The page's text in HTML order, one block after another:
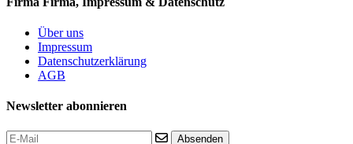
Über uns
Impressum
Datenschutzerklärung
AGB
Newsletter abonnieren
Absenden